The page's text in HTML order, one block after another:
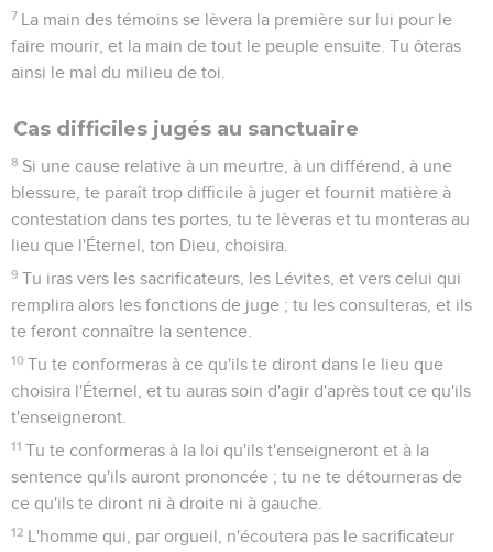
7 La main des témoins se lèvera la première sur lui pour le
faire mourir, et la main de tout le peuple ensuite. Tu ôteras
ainsi le mal du milieu de toi.
Cas difficiles jugés au sanctuaire
8 Si une cause relative à un meurtre, à un différend, à une
blessure, te paraît trop difficile à juger et fournit matière à
contestation dans tes portes, tu te lèveras et tu monteras au
lieu que l'Éternel, ton Dieu, choisira.
9 Tu iras vers les sacrificateurs, les Lévites, et vers celui qui
remplira alors les fonctions de juge ; tu les consulteras, et ils
te feront connaître la sentence.
10 Tu te conformeras à ce qu'ils te diront dans le lieu que
choisira l'Éternel, et tu auras soin d'agir d'après tout ce qu'ils
t'enseigneront.
11 Tu te conformeras à la loi qu'ils t'enseigneront et à la
sentence qu'ils auront prononcée ; tu ne te détourneras de
ce qu'ils te diront ni à droite ni à gauche.
12 L'homme qui, par orgueil, n'écoutera pas le sacrificateur